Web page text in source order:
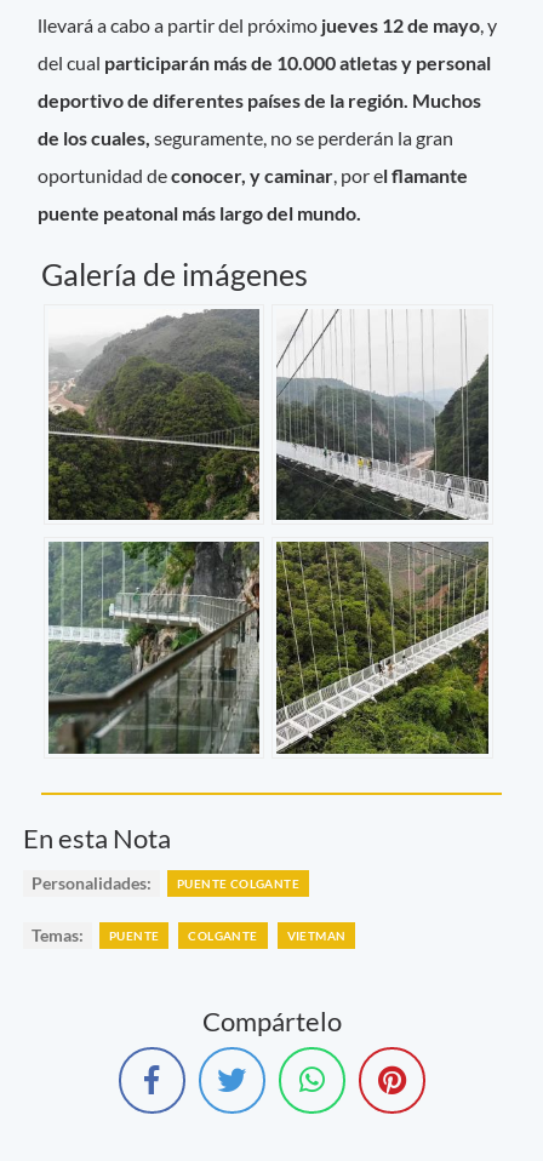
llevará a cabo a partir del próximo jueves 12 de mayo , y
del cual participarán más de 10.000 atletas y personal
deportivo de diferentes países de la región. Muchos
de los cuales,seguramente, no se perderán la gran
oportunidad deconocer, y caminar , por el flamante
puente peatonal más largo del mundo.
Galería de imágenes
En esta Nota
Personalidades: PUENTE COLGANTE
Temas: PUENTE COLGANTE VIETMAN
Compártelo